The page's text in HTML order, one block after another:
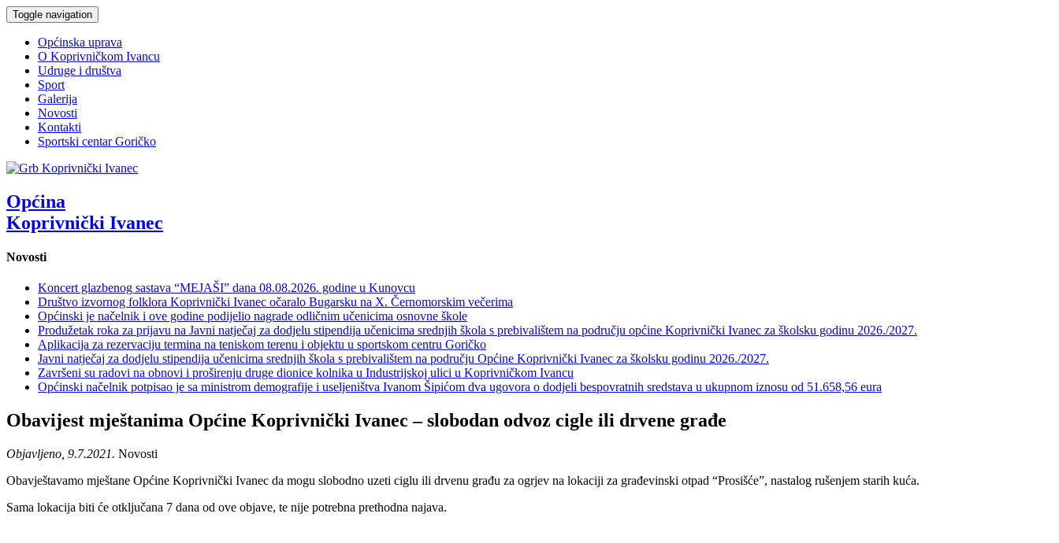
Toggle navigation
Općinska uprava
O Koprivničkom Ivancu
Udruge i društva
Sport
Galerija
Novosti
Kontakti
Sportski centar Goričko
Općina
Koprivnički Ivanec
Novosti
Koncert glazbenog sastava “MEJAŠI” dana 08.08.2026. godine u Kunovcu
Društvo izvornog folklora Koprivnički Ivanec očaralo Bugarsku na X. Černomorskim večerima
Općinski je načelnik i ove godine podijelio nagrade odličnim učenicima osnovne škole
Produžetak roka za prijavu na Javni natječaj za dodjelu stipendija učenicima srednjih škola s prebivalištem na području općine Koprivnički Ivanec za školsku godinu 2026./2027.
Aplikacija za rezervaciju termina na teniskom terenu i objektu u sportskom centru Goričko
Javni natječaj za dodjelu stipendija učenicima srednjih škola s prebivalištem na području Općine Koprivnički Ivanec za školsku godinu 2026./2027.
Završeni su radovi na obnovi i proširenju druge dionice kolnika u Industrijskoj ulici u Koprivničkom Ivancu
Općinski načelnik potpisao je sa ministrom demografije i useljeništva Ivanom Šipićom dva ugovora o dodjeli bespovratnih sredstava u ukupnom iznosu od 51.658,56 eura
Obavijest mještanima Općine Koprivnički Ivanec – slobodan odvoz cigle ili drvene građe
Objavljeno, 9.7.2021. Novosti
Obavještavamo mještane Općine Koprivnički Ivanec da mogu slobodno uzeti ciglu ili drvenu građu za ogrjev na lokaciji za građevinski otpad “Prosišće”, nastalog rušenjem starih kuća.
Sama lokacija biti će otključana 7 dana od ove objave, te nije potrebna prethodna najava.